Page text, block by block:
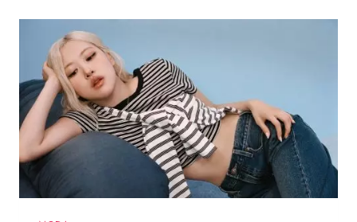
DO
VERÃO
EUROPEU
2026
QUE
DEVEM
CHEGAR
AO